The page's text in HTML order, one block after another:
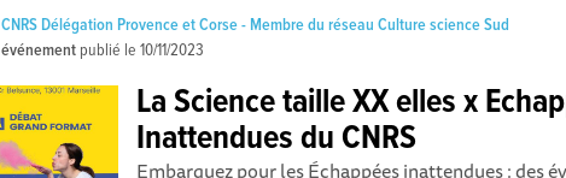
CNRS Délégation Provence et Corse - Membre du réseau Culture science Sud
événement publié le10/11/2023
La Science taille XX elles x
Inattendues du CNRS
Embarquez pour les Échappées inattendues : des